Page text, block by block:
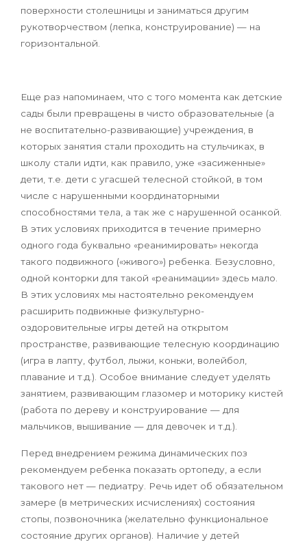
поверхности столешницы и заниматься другим
рукотворчеством (лепка, конструирование) — на
горизонтальной.
Еще раз напоминаем, что с того момента как детские
сады были превращены в чисто образовательные (а
не воспитательно-развивающие) учреждения, в
которых занятия стали проходить на стульчиках, в
школу стали идти, как правило, уже «засиженные»
дети, т.е. дети с угасшей телесной стойкой, в том
числе с нарушенными координаторными
способностями тела, а так же с нарушенной осанкой.
В этих условиях приходится в течение примерно
одного года буквально «реанимировать» некогда
такого подвижного («живого») ребенка. Безусловно,
одной конторки для такой «реанимации» здесь мало.
В этих условиях мы настоятельно рекомендуем
расширить подвижные физкультурно-
оздоровительные игры детей на открытом
пространстве, развивающие телесную координацию
(игра в лапту, футбол, лыжи, коньки, волейбол,
плавание и т.д.). Особое внимание следует уделять
занятием, развивающим глазомер и моторику кистей
(работа по дереву и конструирование — для
мальчиков, вышивание — для девочек и т.д.).
Перед внедрением режима динамических поз
рекомендуем ребенка показать ортопеду, а если
такового нет — педиатру. Речь идет об обязательном
замере (в метрических исчислениях) состояния
стопы, позвоночника (желательно функциональное
состояние других органов). Наличие у детей